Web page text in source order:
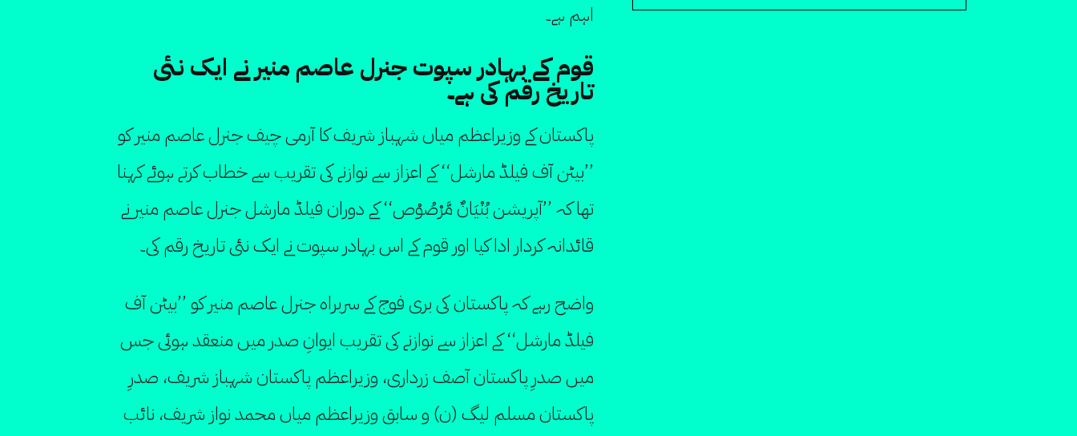
اہم ہے۔
قوم کے بہادر سپوت جنرل عاصم منیر نے ایک نئی
تاریخ رقم کی ہے۔
پاکستان کے وزیراعظم میاں شہباز شریف کا آرمی چیف جنرل عاصم منیر کو
’’بیٹن آف فیلڈ مارشل‘‘ کے اعزاز سے نوازنے کی تقریب سے خطاب کرتے ہوئے کہنا
تھا کہ ’’آپریشن بُنْيَانٌ مَّرْصُوْص‘‘ کے دوران فیلڈ مارشل جنرل عاصم منیر نے
قائدانہ کردار ادا کیا اور قوم کے اس بہادر سپوت نے ایک نئی تاریخ رقم کی۔
واضح رہے کہ پاکستان کی بری فوج کے سربراہ جنرل عاصم منیر کو ’’بیٹن آف
فیلڈ مارشل‘‘ کے اعزاز سے نوازنے کی تقریب ایوانِ صدر میں منعقد ہوئی جس
میں صدرِ پاکستان آصف زرداری، وزیراعظم پاکستان شہباز شریف، صدرِ
پاکستان مسلم لیگ (ن) و سابق وزیراعظم میاں محمد نواز شریف، نائب